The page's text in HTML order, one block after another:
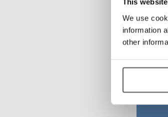
This
We use
information
other
EN